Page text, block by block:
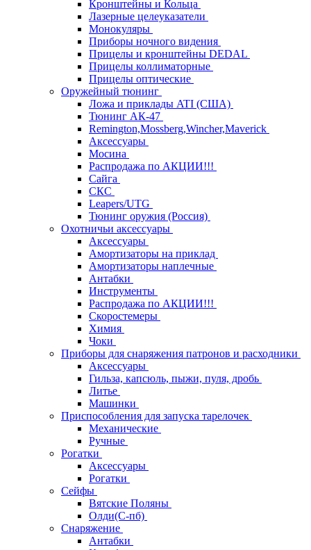
Кронштейны и Кольца
Лазерные целеуказатели
Монокуляры
Приборы ночного видения
Прицелы и кронштейны DEDAL
Прицелы коллиматорные
Прицелы оптические
Оружейный тюнинг
Ложа и приклады ATI (США)
Тюнинг АК-47
Remington,Mossberg,Wincher,Maverick
Аксессуары
Мосина
Распродажа по АКЦИИ!!!
Сайга
СКС
Leapers/UTG
Тюнинг оружия (Россия)
Охотничьи аксессуары
Аксессуары
Амортизаторы на приклад
Амортизаторы наплечные
Антабки
Инструменты
Распродажа по АКЦИИ!!!
Скоростемеры
Химия
Чоки
Приборы для снаряжения патронов и расходники
Аксессуары
Гильза, капсюль, пыжи, пуля, дробь
Литье
Машинки
Приспособления для запуска тарелочек
Механические
Ручные
Рогатки
Аксессуары
Рогатки
Сейфы
Вятские Поляны
Олди(С-пб)
Снаряжение
Антабки